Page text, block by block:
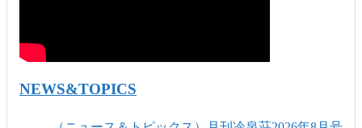
NEWS&TOPICS